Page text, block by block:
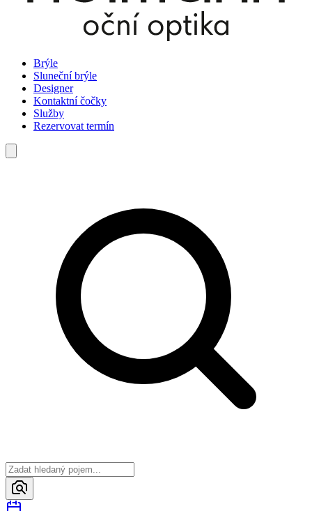
Brýle
Sluneční brýle
Designer
Kontaktní čočky
Služby
Rezervovat termín